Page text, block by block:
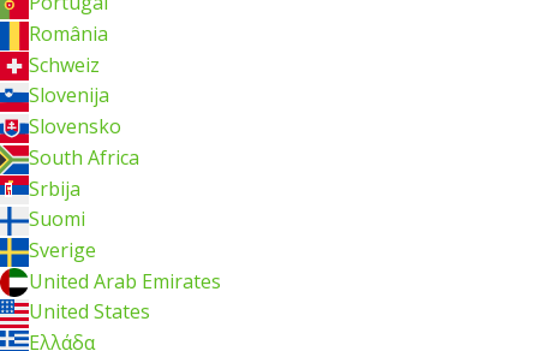
România
Schweiz
Slovenija
Slovensko
South Africa
Srbija
Suomi
Sverige
United Arab Emirates
United States
Ελλάδα